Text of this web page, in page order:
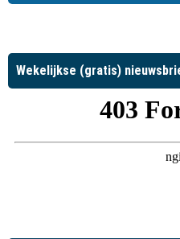
Wekelijkse (gratis)